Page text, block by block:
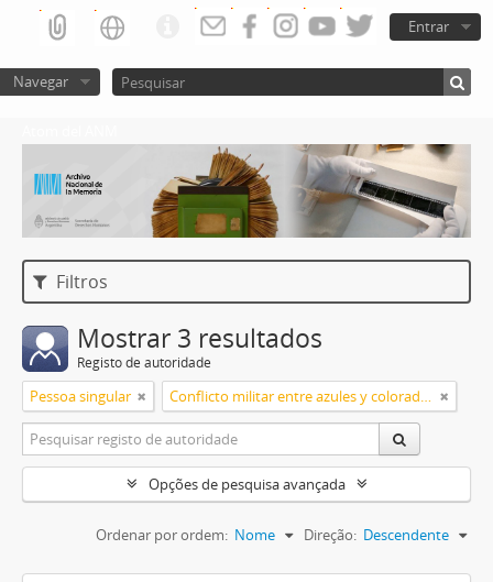
Entrar
Navegar
Filtros
Mostrar 3 resultados
Registo de autoridade
Pessoa singular Conflicto militar entre azules y colorados
Opções de pesquisa avançada
Ordenar por ordem: Nome Direção: Descendente